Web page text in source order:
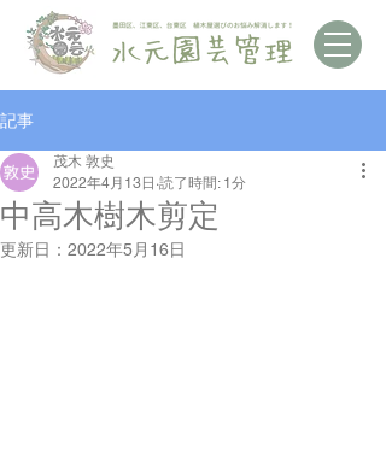
記事
中高木樹木剪定
茂木 敦史
2022年4月13日 読了時間: 1分
更新日： 2022年5月16日